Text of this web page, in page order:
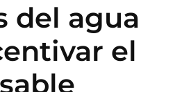
del agua
el